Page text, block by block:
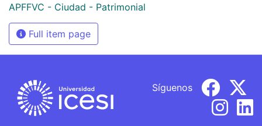
APFFVC - Ciudad - Patrimonial
Full item page
Síguenos